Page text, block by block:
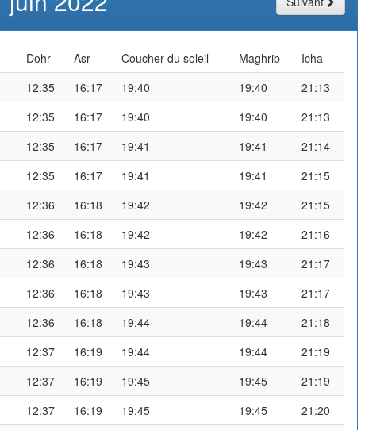
Dohr Asr Coucher du soleil Maghrib
Icha
12:35 16:17 19:40 19:40
21:13
12:35 16:17 19:40 19:40
21:13
12:35 16:17 19:41 19:41
21:14
12:35 16:17 19:41 19:41
21:15
12:36 16:18 19:42 19:42
21:15
12:36 16:18 19:42 19:42
21:16
12:36 16:18 19:43 19:43
21:17
12:36 16:18 19:43 19:43
21:17
12:36 16:18 19:44 19:44
21:18
12:37 16:19 19:44 19:44
21:19
12:37 16:19 19:45 19:45
21:19
12:37 16:19 19:45 19:45
21:20